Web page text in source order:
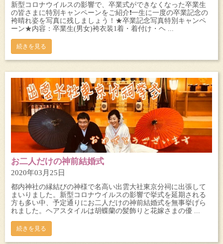
新型コロナウイルスの影響で、卒業式ができなくなった卒業生
の皆さまに特別キャンペーンをご紹介❗️一生に一度の卒業記念の
袴晴れ姿を写真に残しましょう！★卒業記念写真特別キャンペ
ーン★内容：卒業生(男女)袴衣装1着・着付け・ヘ ...
続きを見る
お二人だけの神前結婚式
2020年03月25日
都内神社の縁結びの神様で名高い出雲大社東京分祠に出張して
まいりました。新型コロナウイルスの影響で挙式を延期される
方も多い中、予定通りにお二人だけの神前結婚式を無事挙げら
れました。ヘアスタイルは胡蝶蘭の髪飾りと花嫁さまの優 ...
続きを見る